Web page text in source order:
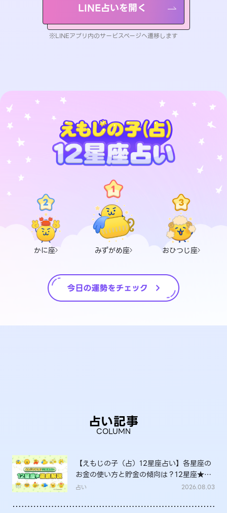
LINE占いを開く
※LINEアプリ内のサービスページへ遷移します
かに座 みずがめ座 おひつじ座
占い記事
COLUMN
【えもじの子（占）12星座占い】各星座の
お金の使い方と貯金の傾向は？12星座★徹
底解説
占い 2026.08.03